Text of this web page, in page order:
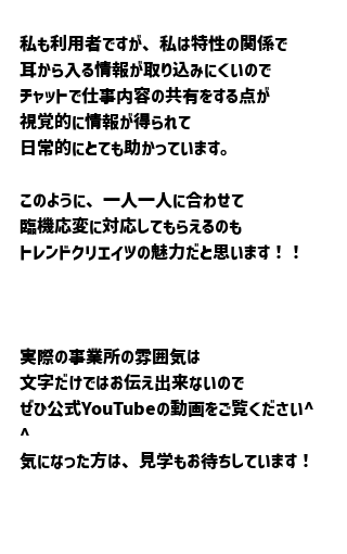
私も利用者ですが、私は特性の関係で
耳から入る情報が取り込みにくいので
チャットで仕事内容の共有をする点が
視覚的に情報が得られて
日常的にとても助かっています。
このように、一人一人に合わせて
臨機応変に対応してもらえるのも
トレンドクリエイツの魅力だと思います！！
実際の事業所の雰囲気は
文字だけではお伝え出来ないので
ぜひ公式YouTubeの動画をご覧ください^
^
気になった方は、見学もお待ちしています！